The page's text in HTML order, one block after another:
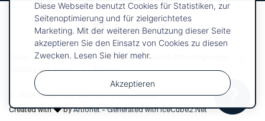
Über uns
Allgemeine Geschäftbedingungen
Katalog anfragen
Presse
© 2026 Vogel Vins. Alle Rechte vorbehalten
Created with
byArtionet-Generated with IceCube2.Net
Ihre
Auswahl
Diese Webseite benutzt Cookies für Statistiken, zur
Seitenoptimierung und für zielgerichtetes
Marketing. Mit der weiteren Benutzung dieser Seite
akzeptieren Sie den Einsatz von Cookies zu diesen
Zwecken. Lesen Sie hier mehr.
Akzeptieren